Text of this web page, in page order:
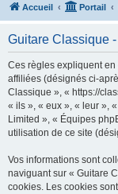
Accueil Portail
Guitare Classique
Ces règles expliquent
affiliées (désignés ci-
Classique », « https://
« ils », « eux », « leur »,
Limited », « Équipes
utilisation de ce site
Vos informations sont
naviguant sur « Guitare
cookies. Les cookies